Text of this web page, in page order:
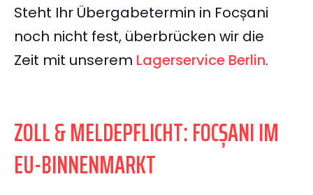
Steht Ihr Übergabetermin in Focșani
noch nicht fest, überbrücken wir die
Zeit mit unserem Lagerservice Berlin.
ZOLL & MELDEPFLICHT: FOCȘANI IM
EU-BINNENMARKT